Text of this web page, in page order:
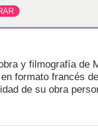
y filmografía de
formato francés
de su obra